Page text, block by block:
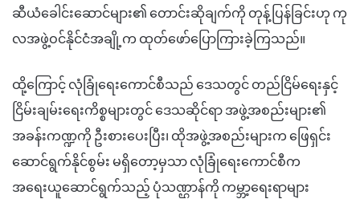
ဆီယံခေါင်းဆောင်များ၏ တောင်းဆိုချက်ကို တုန့်ပြန်ခြင်းဟု ကု
လအဖွဲ့ဝင်နိုင်ငံအချို့က ထုတ်ဖော်ပြောကြားခဲ့ကြသည်။
ထို့ကြောင့် လုံခြုံရေးကောင်စီသည် ဒေသတွင် တည်ငြိမ်ရေးနှင့်
ငြိမ်းချမ်းရေးကိစ္စများတွင် ဒေသဆိုင်ရာ အဖွဲ့အစည်းများ၏
အခန်းကဏ္ဍကို ဦးစားပေးပြီး၊ ထိုအဖွဲ့အစည်းများက ဖြေရှင်း
ဆောင်ရွက်နိုင်စွမ်း မရှိတော့မှသာ လုံခြုံရေးကောင်စီက
အရေးယူဆောင်ရွက်သည့် ပုံသဏ္ဌာန်ကို ကမ္ဘာ့ရေးရာများ